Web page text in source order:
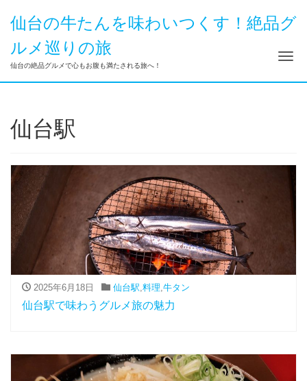
仙台の牛たんを味わいつくす！絶品グ
ルメ巡りの旅
仙台の絶品グルメで心もお腹も満たされる旅へ！ ナ
仙台駅
2025年6月18日 仙台駅,料理,牛タン
仙台駅で味わうグルメ旅の魅力